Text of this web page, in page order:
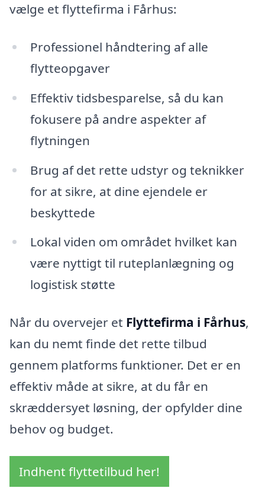
vælge et flyttefirma i Fårhus:
Professionel håndtering af alle
flytteopgaver
Effektiv tidsbesparelse, så du kan
fokusere på andre aspekter af
flytningen
Brug af det rette udstyr og teknikker
for at sikre, at dine ejendele er
beskyttede
Lokal viden om området hvilket kan
være nyttigt til ruteplanlægning og
logistisk støtte
Når du overvejer et Flyttefirma i Fårhus,
kan du nemt finde det rette tilbud
gennem platforms funktioner. Det er en
effektiv måde at sikre, at du får en
skræddersyet løsning, der opfylder dine
behov og budget.
Indhent flyttetilbud her!